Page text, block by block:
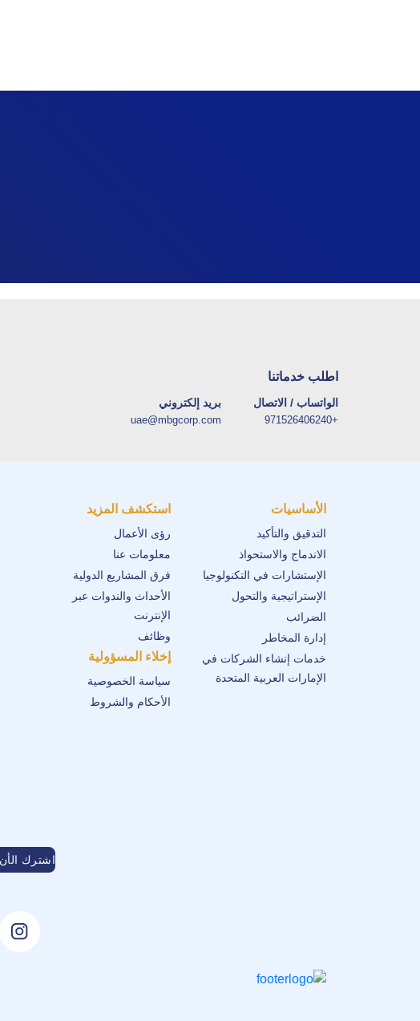
اطلب خدماتنا
الواتساب / الاتصال
+971526406240
بريد إلكتروني
uae@mbgcorp.com
الأساسيات
التدقيق والتأكيد
الاندماج والاستحواذ
الإستشارات في التكنولوجيا
الإستراتيجية والتحول
الضرائب
إدارة المخاطر
خدمات إنشاء الشركات في
الإمارات العربية المتحدة
استكشف المزيد
رؤى الأعمال
معلومات عنا
فرق المشاريع الدولية
الأحداث والندوات عبر
الإنترنت
وظائف
إخلاء المسؤولية
سياسة الخصوصية
الأحكام والشروط